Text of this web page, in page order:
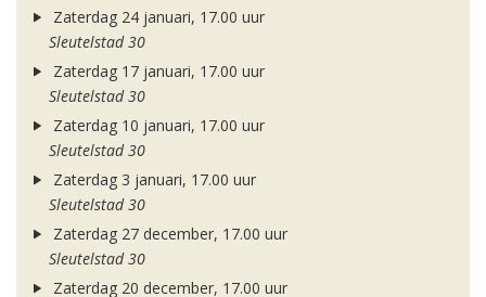
Zaterdag 24 januari, 17.00 uur
Sleutelstad 30
Zaterdag 17 januari, 17.00 uur
Sleutelstad 30
Zaterdag 10 januari, 17.00 uur
Sleutelstad 30
Zaterdag 3 januari, 17.00 uur
Sleutelstad 30
Zaterdag 27 december, 17.00 uur
Sleutelstad 30
Zaterdag 20 december, 17.00 uur